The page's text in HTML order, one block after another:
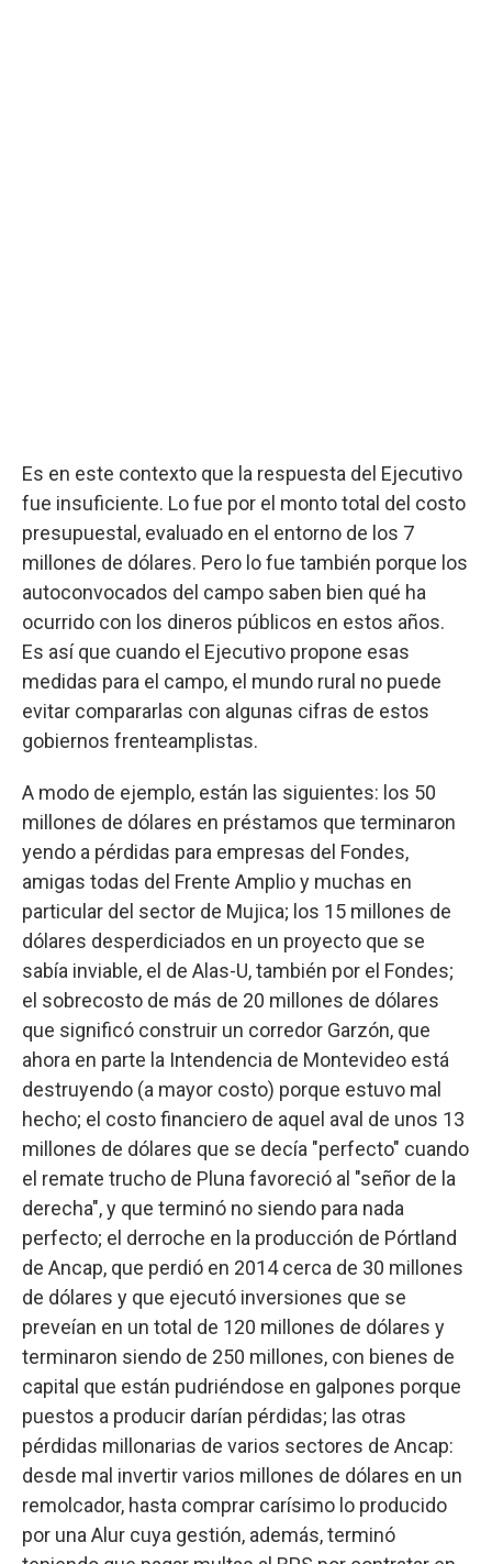
Es en este contexto que la respuesta del Ejecutivo
fue insuficiente. Lo fue por el monto total del costo
presupuestal, evaluado en el entorno de los 7
millones de dólares. Pero lo fue también porque los
autoconvocados del campo saben bien qué ha
ocurrido con los dineros públicos en estos años.
Es así que cuando el Ejecutivo propone esas
medidas para el campo, el mundo rural no puede
evitar compararlas con algunas cifras de estos
gobiernos frenteamplistas.
A modo de ejemplo, están las siguientes: los 50
millones de dólares en préstamos que terminaron
yendo a pérdidas para empresas del Fondes,
amigas todas del Frente Amplio y muchas en
particular del sector de Mujica; los 15 millones de
dólares desperdiciados en un proyecto que se
sabía inviable, el de Alas-U, también por el Fondes;
el sobrecosto de más de 20 millones de dólares
que significó construir un corredor Garzón, que
ahora en parte la Intendencia de Montevideo está
destruyendo (a mayor costo) porque estuvo mal
hecho; el costo financiero de aquel aval de unos 13
millones de dólares que se decía "perfecto" cuando
el remate trucho de Pluna favoreció al "señor de la
derecha", y que terminó no siendo para nada
perfecto; el derroche en la producción de Pórtland
de Ancap, que perdió en 2014 cerca de 30 millones
de dólares y que ejecutó inversiones que se
preveían en un total de 120 millones de dólares y
terminaron siendo de 250 millones, con bienes de
capital que están pudriéndose en galpones porque
puestos a producir darían pérdidas; las otras
pérdidas millonarias de varios sectores de Ancap:
desde mal invertir varios millones de dólares en un
remolcador, hasta comprar carísimo lo producido
por una Alur cuya gestión, además, terminó